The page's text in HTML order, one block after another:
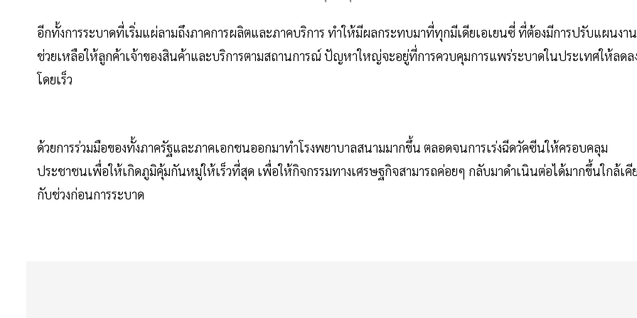
อีกทั้งการระบาดที่เริ่มแผ่ลามถึงภาคการผลิตและภาคบริการ ทำให้มีผลกระทบมาที่ทุกมีเดียเอเยนซี่ ที่ต้องมีการปรับแผนงาน
ช่วยเหลือให้ลูกค้าเจ้าของสินค้าและบริการตามสถานการณ์ ปัญหาใหญ่จะอยู่ที่การควบคุมการแพร่ระบาดในประเทศให้ลดล
โดยเร็ว
ด้วยการร่วมมือของทั้งภาครัฐและภาคเอกชนออกมาทำโรงพยาบาลสนามมากขึ้น ตลอดจนการเร่งฉีดวัคซีนให้ครอบคลุม
ประชาชนเพื่อให้เกิดภูมิคุ้มกันหมู่ให้เร็วที่สุด เพื่อให้กิจกรรมทางเศรษฐกิจสามารถค่อยๆ กลับมาดำเนินต่อได้มากขึ้นใกล้เคี
กับช่วงก่อนการระบาด